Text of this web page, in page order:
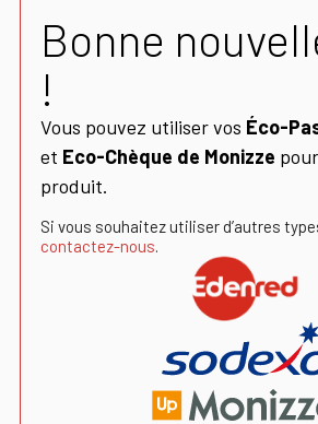
Bonne
!
Vous pouvez utiliser vos Éco-
et Eco-Chèque de Monizze
produit.
Si vous souhaitez utiliser d’autres
contactez-nous.